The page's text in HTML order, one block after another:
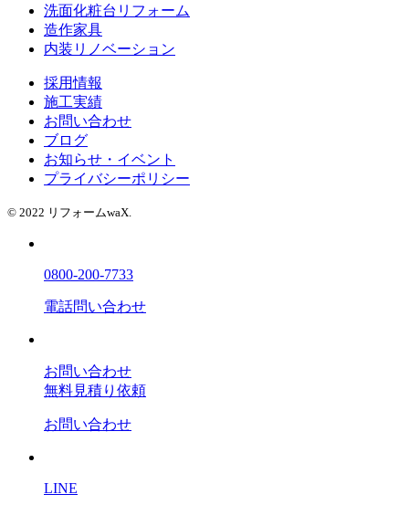
洗面化粧台リフォーム
造作家具
内装リノベーション
採用情報
施工実績
お問い合わせ
ブログ
お知らせ・イベント
プライバシーポリシー
© 2022 リフォームwaX.
0800-200-7733
電話問い合わせ
お問い合わせ
無料見積り依頼
お問い合わせ
LINE